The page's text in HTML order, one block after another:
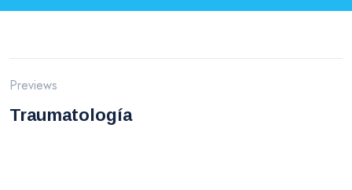
Previews
Traumatología